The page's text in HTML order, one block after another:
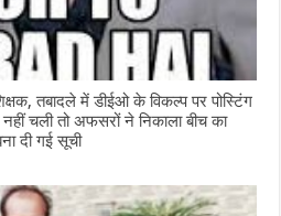
तबादले में डीईओ के विकल्प पर पोस्टिंग
चली तो अफसरों ने निकाला बीच का
दी गई सूची